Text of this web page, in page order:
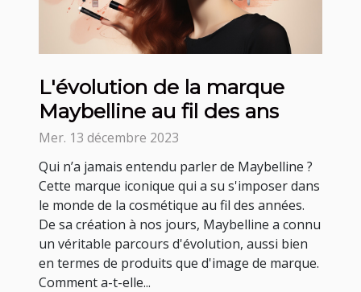
L'évolution de la marque
Maybelline au fil des ans
Mer. 13 décembre 2023
Qui n’a jamais entendu parler de Maybelline ?
Cette marque iconique qui a su s'imposer dans
le monde de la cosmétique au fil des années.
De sa création à nos jours, Maybelline a connu
un véritable parcours d'évolution, aussi bien
en termes de produits que d'image de marque.
Comment a-t-elle...